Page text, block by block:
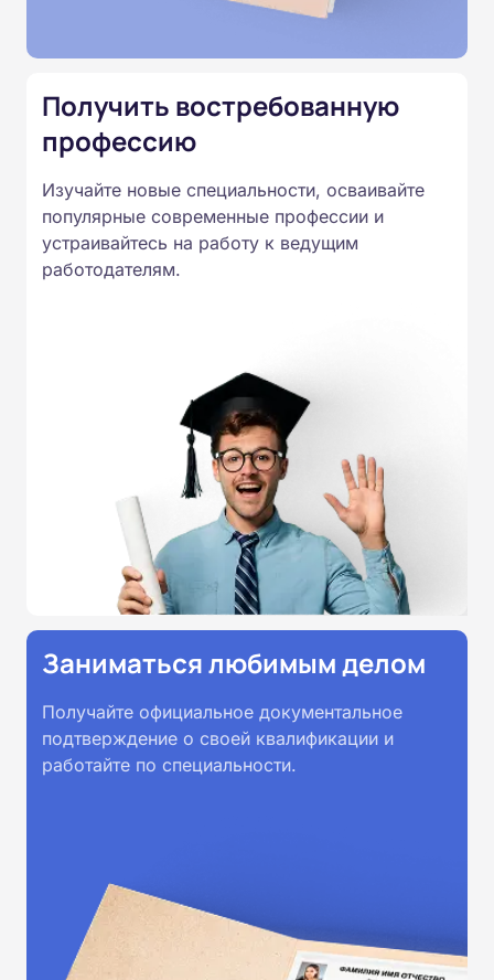
Подготовка ведется по всем
России от 14.07.2023 N 534 в
соответствии с Федеральными
образовательными стандартами
профессионального образования.
Удостоверения и дипломы о
Получить востребованную
профессию
Изучайте новые специальности, осваивайте
популярные современные профессии и
устраивайтесь на работу к ведущим
работодателям.
Заниматься любимым делом
Получайте официальное документальное
подтверждение о своей квалификации и
работайте по специальности.